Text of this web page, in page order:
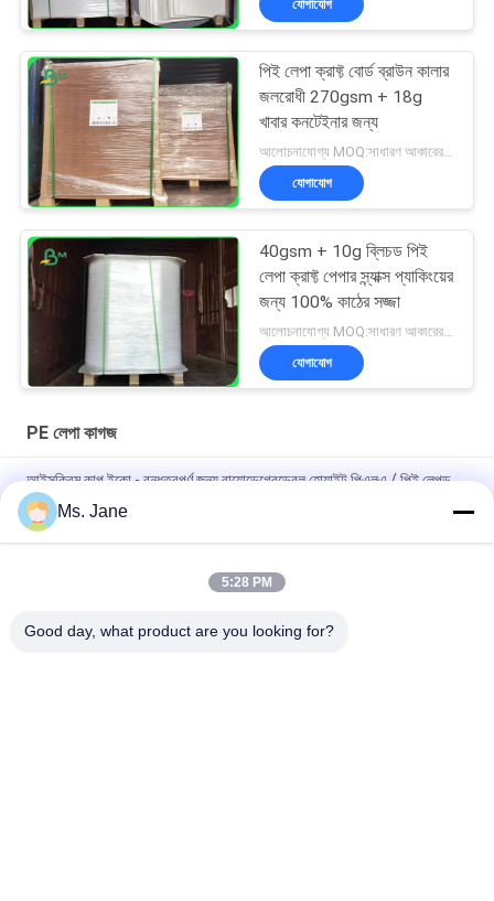
যোগাযোগ
পিই লেপা ক্রাফ্ট বোর্ড ব্রাউন কালার
জলরোধী 270gsm + 18g
খাবার কনটেইনার জন্য
আলোচনাযোগ্য MOQ:সাধারণ আকারের জন্য 1 টন এবং বিশেষ আকারের জন্য 10 টন
যোগাযোগ
40gsm + 10g ব্লিচড পিই
লেপা ক্রাফ্ট পেপার স্ন্যাক্স প্যাকিংয়ের
জন্য 100% কাঠের সজ্জা
আলোচনাযোগ্য MOQ:সাধারণ আকারের জন্য 1 টন এবং বিশেষ আকারের জন্য 10 টন
যোগাযোগ
PE লেপা কাগজ
আইসক্রিম কাপ ইকো - বন্ধুত্বপূর্ণ জন্য বায়োডেগ্রেডেবল হোয়াইট পিএলএ / পিই লেপড
পেপার
বিজ্ঞাপনের সামগ্রীর জন্য 150 ম 200 ম টেকসই নন টিয়েবল সিন্থেটিক পেপার
খাদ্য প্যাকেজগুলির জন্য 80gsm 100gsm জলরোধী এবং অয়েলপ্রুফ পিই প্রলিপ্ত
Ms. Jane
5:28 PM
Good day, what product are you looking for?